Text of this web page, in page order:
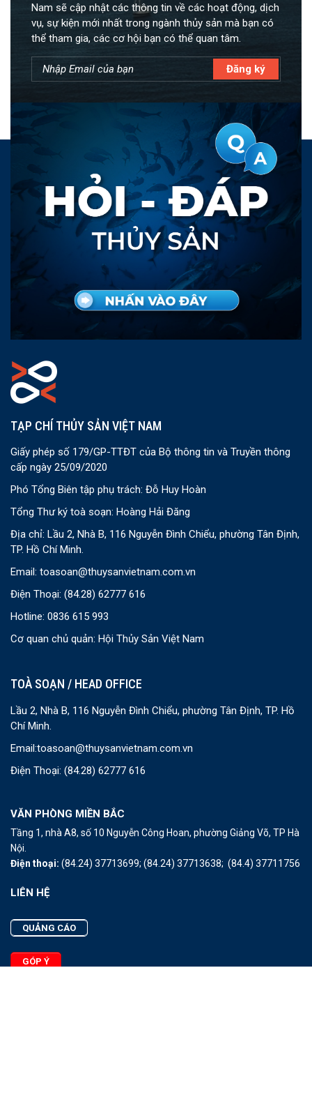
Nam sẽ cập nhật các thông tin về các hoạt động, dịch
vụ, sự kiện mới nhất trong ngành thủy sản mà bạn có
thể tham gia, các cơ hội bạn có thể quan tâm.
TẠP CHÍ THỦY SẢN VIỆT NAM
Giấy phép số 179/GP-TTĐT của Bộ thông tin và Truyền thông
cấp ngày 25/09/2020
Phó Tổng Biên tập phụ trách: Đỗ Huy Hoàn
Tổng Thư ký toà soạn: Hoàng Hải Đăng
Địa chỉ: Lầu 2, Nhà B, 116 Nguyễn Đình Chiểu, phường Tân Định,
TP. Hồ Chí Minh.
Email: toasoan@thuysanvietnam.com.vn
Điện Thoại: (84.28) 62777 616
Hotline: 0836 615 993
Cơ quan chủ quản: Hội Thủy Sản Việt Nam
TOÀ SOẠN / HEAD OFFICE
Lầu 2, Nhà B, 116 Nguyễn Đình Chiểu, phường Tân Định, TP. Hồ
Chí Minh.
Email:toasoan@thuysanvietnam.com.vn
Điện Thoại: (84.28) 62777 616
VĂN PHÒNG MIỀN BẮC
Tầng 1, nhà A8, số 10 Nguyễn Công Hoan, phường Giảng Võ, TP Hà
Nội.
Điện thoại: (84.24) 37713699; (84.24) 37713638; (84.4) 37711756
LIÊN HỆ
QUẢNG CÁO
GÓP Ý